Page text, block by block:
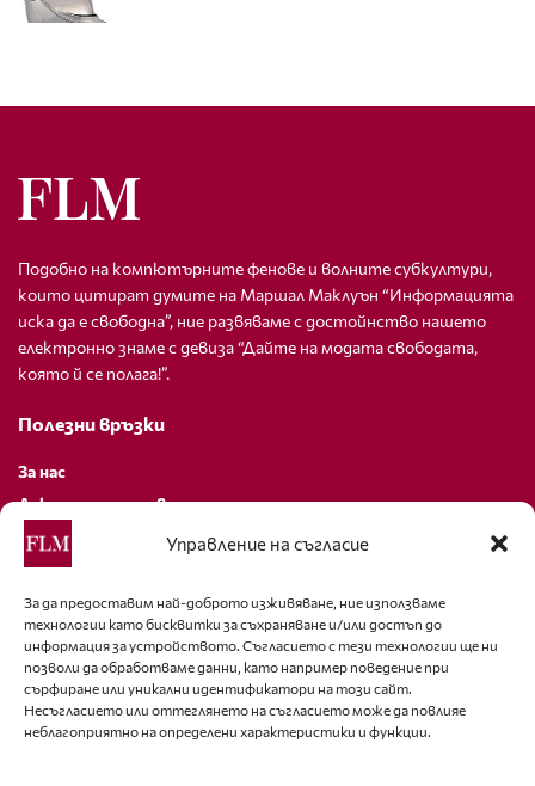
Управление на съгласие
За да предоставим най-доброто изживяване, ние използваме
технологии като бисквитки за съхраняване и/или достъп до
информация за устройството. Съгласието с тези технологии ще ни
позволи да обработваме данни, като например поведение при
сърфиране или уникални идентификатори на този сайт.
Несъгласието или оттеглянето на съгласието може да повлияе
неблагоприятно на определени характеристики и функции.
Подобно на компютърните фенове и волните субкултури,
които цитират думите на Маршал Маклуън “Информацията
иска да е свободна”, ние развяваме с достойнство нашето
електронно знаме с девиза “Дайте на модата свободата,
която й се полага!”.
Полезни връзки
За нас
Декларация за поверителност
Политика за бисквитки
За контакти
editor@fashion-lifestyle.net
+359 88 227 33 47
Последвайте ни